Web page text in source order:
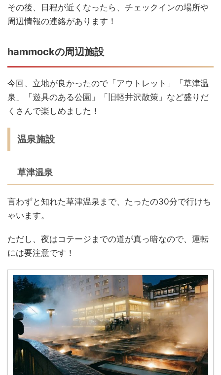
その後、日程が近くなったら、チェックインの場所や
周辺情報の連絡があります！
hammockの周辺施設
今回、立地が良かったので「アウトレット」「草津温
泉」「遊具のある公園」「旧軽井沢散策」など盛りだ
くさんで楽しめました！
温泉施設
草津温泉
言わずと知れた草津温泉まで、たったの30分で行けち
ゃいます。
ただし、夜はコテージまでの道が真っ暗なので、運転
には要注意です！